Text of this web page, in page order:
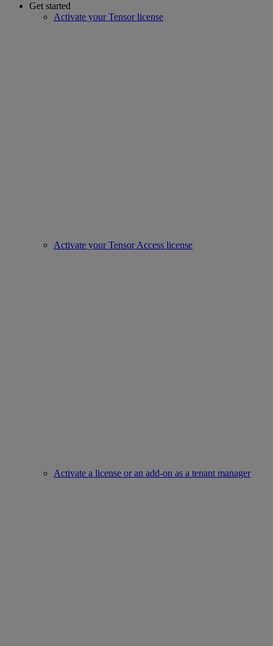
Get started
Activate your Tensor license
Activate your Tensor Access license
Activate a license or an add-on as a tenant manager